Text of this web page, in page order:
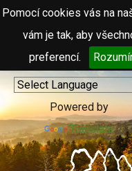
Pomocí cookies vás na
vám je tak, aby
preferencí.
Powered by
Translate